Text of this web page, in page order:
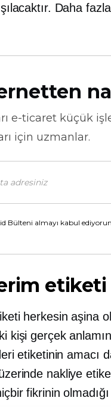
Daha
e-ticaret küçük
için uzmanlar.
Bülteni almayı kabul
etiketi
herkesin aşina
kişi gerçek
etiketinin amacı
nakliye
fikrinin